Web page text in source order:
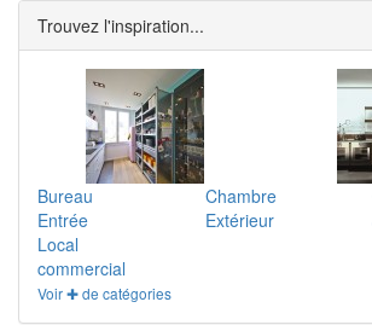
Trouvez l'inspiration...
Bureau Chambre
Entrée
Extérieur
Local
commercial
Voir ✚ de catégories